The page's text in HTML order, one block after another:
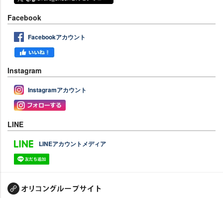
Facebook
Facebookアカウント
Instagram
Instagramアカウント
LINE
LINEアカウントメディア